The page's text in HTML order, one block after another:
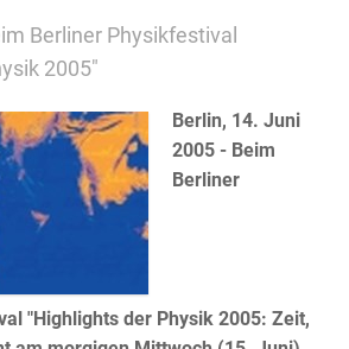
Berliner Physikfestival
2005"
Berlin, 14. Juni
2005 - Beim
Berliner
"Highlights der Physik 2005: Zeit,